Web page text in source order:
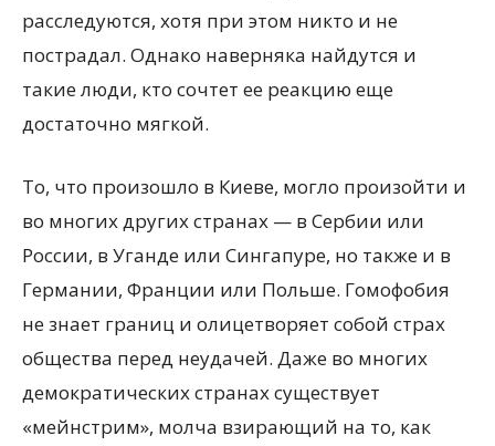
расследуются, хотя при этом никто и не
пострадал. Однако наверняка найдутся и
такие люди, кто сочтет ее реакцию еще
достаточно мягкой.
То, что произошло в Киеве, могло произойти и
во многих других странах — в Сербии или
России, в Уганде или Сингапуре, но также и в
Германии, Франции или Польше. Гомофобия
не знает границ и олицетворяет собой страх
общества перед неудачей. Даже во многих
демократических странах существует
«мейнстрим», молча взирающий на то, как